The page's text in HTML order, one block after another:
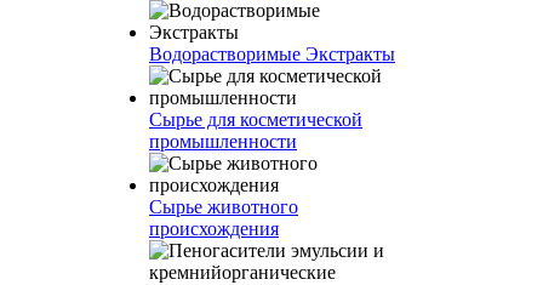
Водорастворимые Экстракты
Сырье для косметической
промышленности
Сырье животного
происхождения